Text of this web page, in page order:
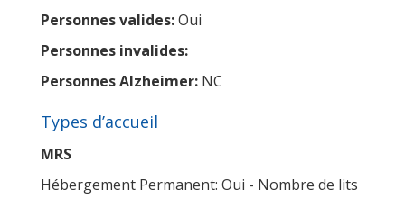
Personnes valides:Oui
Personnes invalides:
Personnes Alzheimer: NC
Types d’accueil
MRS
Hébergement Permanent: Oui - Nombre de lits